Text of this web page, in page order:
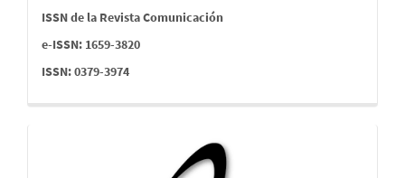
issn
ISSN de la Revista Comunicación
e-ISSN: 1659-3820
ISSN: 0379-3974